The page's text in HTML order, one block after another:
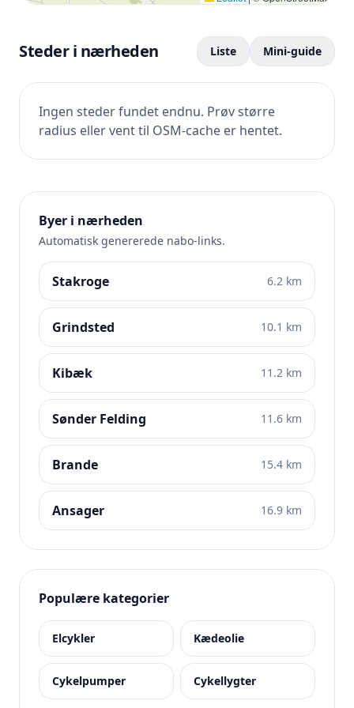
Steder i nærheden Liste Mini-guide
Ingen steder fundet endnu. Prøv større
radius eller vent til OSM-cache er hentet.
Byer i nærheden
Automatisk genererede nabo-links.
Stakroge 6.2 km
Grindsted 10.1 km
Kibæk 11.2 km
Sønder Felding 11.6 km
Brande 15.4 km
Ansager 16.9 km
Populære kategorier
Elcykler Kædeolie
Cykelpumper Cykellygter